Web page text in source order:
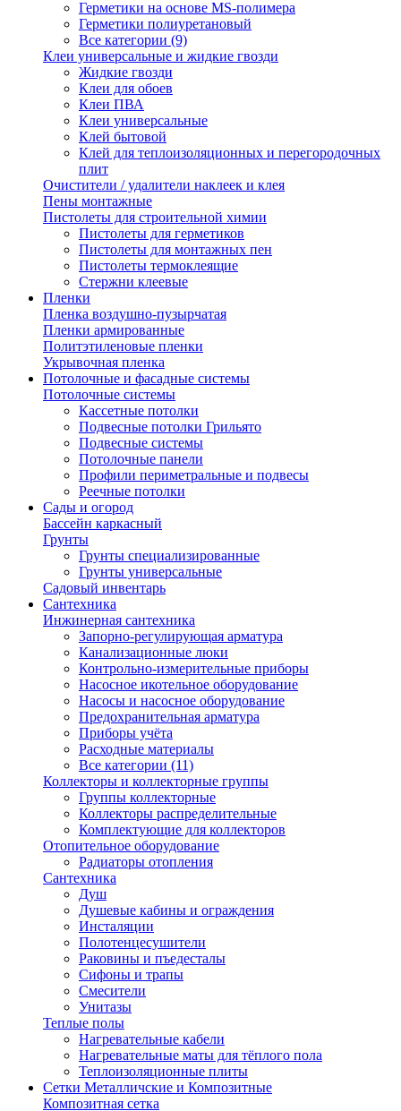
Герметики на основе MS-полимера
Герметики полиуретановый
Все категории (9)
Клеи универсальные и жидкие гвозди
Жидкие гвозди
Клеи для обоев
Клеи ПВА
Клеи универсальные
Клей бытовой
Клей для теплоизоляционных и перегородочных
плит
Очистители / удалители наклеек и клея
Пены монтажные
Пистолеты для строительной химии
Пистолеты для герметиков
Пистолеты для монтажных пен
Пистолеты термоклеящие
Стержни клеевые
Пленки
Пленка воздушно-пузырчатая
Пленки армированные
Политэтиленовые пленки
Укрывочная пленка
Потолочные и фасадные системы
Потолочные системы
Кассетные потолки
Подвесные потолки Грильято
Подвесные системы
Потолочные панели
Профили периметральные и подвесы
Реечные потолки
Сады и огород
Бассейн каркасный
Грунты
Грунты специализированные
Грунты универсальные
Садовый инвентарь
Сантехника
Инжинерная сантехника
Запорно-регулирующая арматура
Канализационные люки
Контрольно-измерительные приборы
Насосное икотельное оборудование
Насосы и насосное оборудование
Предохранительная арматура
Приборы учёта
Расходные материалы
Все категории (11)
Коллекторы и коллекторные группы
Группы коллекторные
Коллекторы распределительные
Комплектующие для коллекторов
Отопительное оборудование
Радиаторы отопления
Сантехника
Душ
Душевые кабины и ограждения
Инсталяции
Полотенцесушители
Раковины и пъедесталы
Сифоны и трапы
Смесители
Унитазы
Теплые полы
Нагревательные кабели
Нагревательные маты для тёплого пола
Теплоизоляционные плиты
Сетки Металличские и Композитные
Композитная сетка